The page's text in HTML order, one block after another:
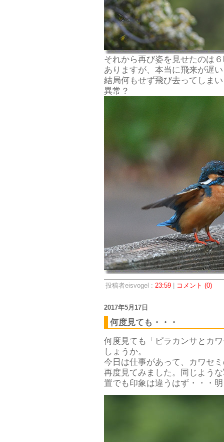
それから再び姿を見せたのは
ありますが、本当に飛来が遅
結局何もせず飛び去ってしま
異常？
投稿者eisvogel : 23:59| コメント (0)
2017年5月17日
何度見ても・・・
何度見ても「ピラカンサとカ
しょうか。
今日は仕事があって、カワセ
再度見てみました。同じよう
置でも印象は違うはず・・・